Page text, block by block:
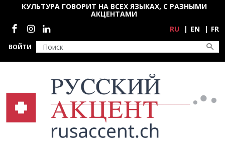
Перейти к основному содержанию
ВОЙТИ
КУЛЬТУРА ГОВОРИТ НА ВСЕХ ЯЗЫКАХ, С РАЗНЫМИ
АКЦЕНТАМИ
Социальные сети
RU EN FR